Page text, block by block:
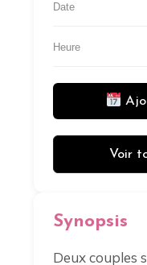
Date
Heure
Voir
Synopsis
Deux couples